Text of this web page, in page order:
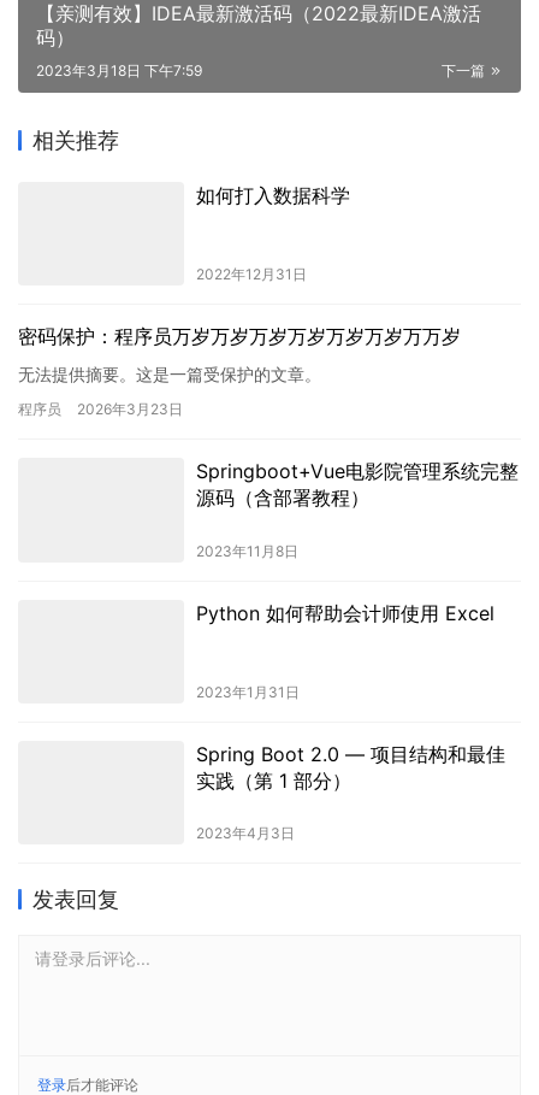
【亲测有效】IDEA最新激活码（2022最新IDEA激活
码）
下一篇
2023年3月18日 下午7:59
相关推荐
如何打入数据科学
2022年12月31日
密码保护：程序员万岁万岁万岁万岁万岁万岁万万岁
无法提供摘要。这是一篇受保护的文章。
程序员 2026年3月23日
Springboot+Vue电影院管理系统完整
源码（含部署教程）
2023年11月8日
Python 如何帮助会计师使用 Excel
2023年1月31日
Spring Boot 2.0 — 项目结构和最佳
实践（第 1 部分）
2023年4月3日
发表回复
请登录后评论...
登录后才能评论